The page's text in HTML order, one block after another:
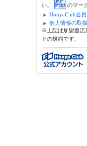
い。
のマー
HonyaClub会
個人情報の取
※上記は加盟書店
ドの規約です。